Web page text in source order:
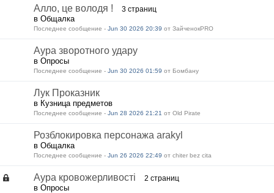
Алло, це володя ! 3 страниц
в Общалка
Последнее сообщение - Jun 30 2026 20:39 от ЗайченокPRO
Аура зворотного удару
в Опросы
Последнее сообщение - Jun 30 2026 01:59 от Бомбану
Лук Проказник
в Кузница предметов
Последнее сообщение - Jun 28 2026 21:21 от Old Pirate
Розблокировка персонажа arakyl
в Общалка
Последнее сообщение - Jun 26 2026 22:49 от chiter bez cita
Аура кровожерливості 2 страниц
в Опросы